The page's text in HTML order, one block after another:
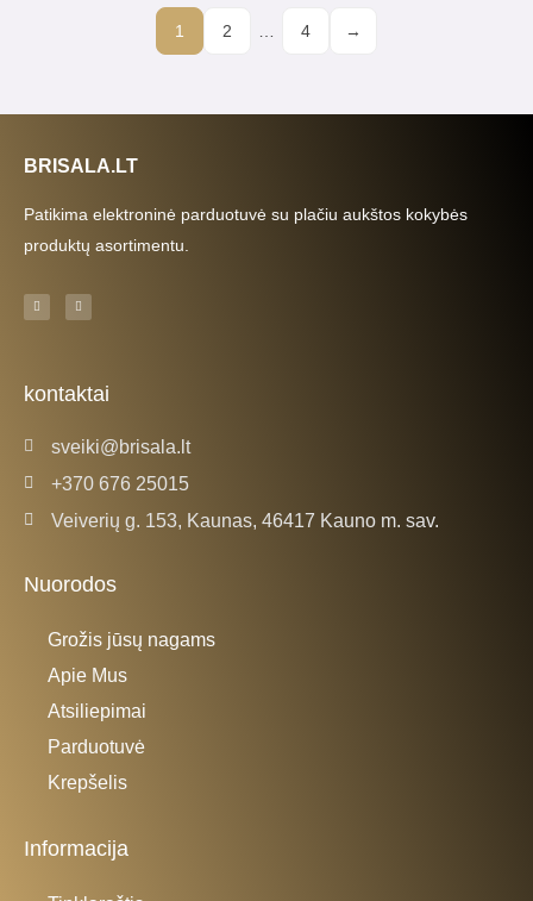
1 2 … 4 →
BRISALA.LT
Patikima elektroninė parduotuvė su plačiu aukštos kokybės
produktų asortimentu.
F
a
c
-
f
I
n
s
m
kontaktai
sveiki@brisala.lt
+370 676 25015
Veiverių g. 153, Kaunas, 46417 Kauno m. sav.
Nuorodos
Grožis jūsų nagams
Apie Mus
Atsiliepimai
Parduotuvė
Krepšelis
Informacija